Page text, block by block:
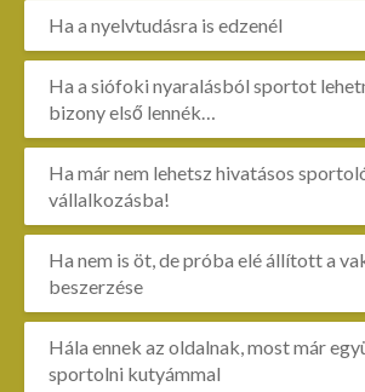
Ha a nyelvtudásra is edzenél
Ha a siófoki nyaralásból sportot
bizony első lennék…
Ha már nem lehetsz hivatásos
vállalkozásba!
Ha nem is öt, de próba elé állított a
beszerzése
Hála ennek az oldalnak, most már
sportolni kutyámmal